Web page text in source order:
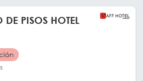
PISOS HOTEL